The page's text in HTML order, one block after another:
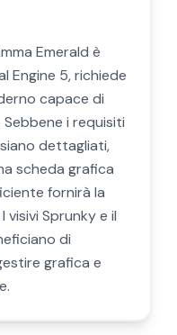
Emerald è
Engine 5, richiede
capace di
Sebbene i requisiti
dettagliati,
scheda grafica
fornirà la
visivi Sprunky e il
di
grafica e